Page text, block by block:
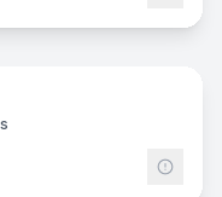
10